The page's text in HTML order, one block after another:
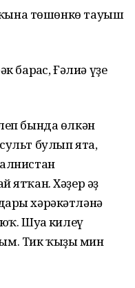
ҡына төшөнкө тауыш
барғас, Ғәлиә үҙе
бында өлкән
булып ята,
ятҡан. Хәҙер әҙ
хәрәкәтләнә
Шуға килеү
Тик ҡыҙы мин